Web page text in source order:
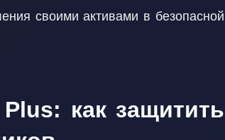
своими активами в безопасной
как защитить